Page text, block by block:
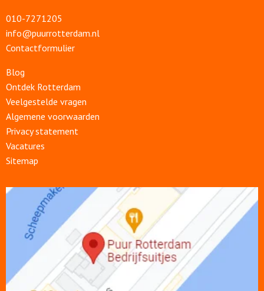
010-7271205
info@puurrotterdam.nl
Contactformulier
Blog
Ontdek Rotterdam
Veelgestelde vragen
Algemene voorwaarden
Privacy statement
Vacatures
Sitemap
Open